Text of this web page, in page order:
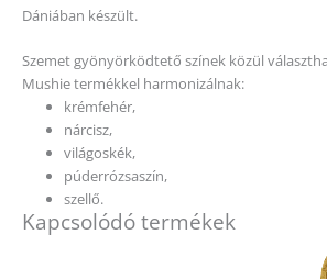
Dániában készült.
Szemet gyönyörködtető színek közül
Mushie termékkel harmonizálnak:
krémfehér,
nárcisz,
világoskék,
púderrózsaszín,
szellő.
Kapcsolódó termékek